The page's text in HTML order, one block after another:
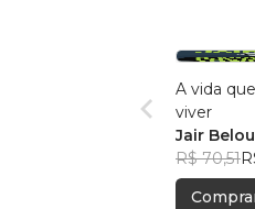
A vida
viver
Jair
R$ 70,51